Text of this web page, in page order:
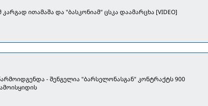
ითამაშა და "ბასკონიამ" ცსკა დაამარცხა [VIDEO]
- შენგელია "ბარსელონასგან" კონტრაქტს 900